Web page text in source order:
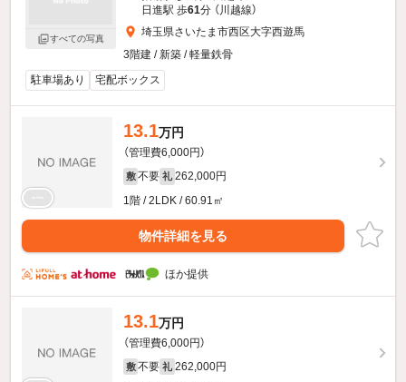
すべての写真
日進駅 歩61分 （川越線）
埼玉県さいたま市西区大字西遊馬
3階建 / 新築 / 軽量鉄骨
駐車場あり
宅配ボックス
13.1万円
（管理費6,000円）
敷 不要 礼 262,000円
1階 / 2LDK / 60.91㎡
物件詳細を見る
ほか提供
13.1万円
（管理費6,000円）
敷 不要 礼 262,000円